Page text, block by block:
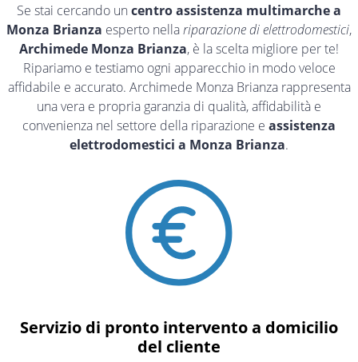
Se stai cercando un centro assistenza multimarche a
Monza Brianza esperto nellariparazione di elettrodomestici,
Archimede Monza Brianza, è la scelta migliore per te!
Ripariamo e testiamo ogni apparecchio in modo veloce
affidabile e accurato. Archimede Monza Brianza rappresenta
una vera e propria garanzia di qualità, affidabilità e
convenienza nel settore della riparazione e assistenza
elettrodomestici a Monza Brianza.
Servizio di pronto intervento a domicilio
del cliente